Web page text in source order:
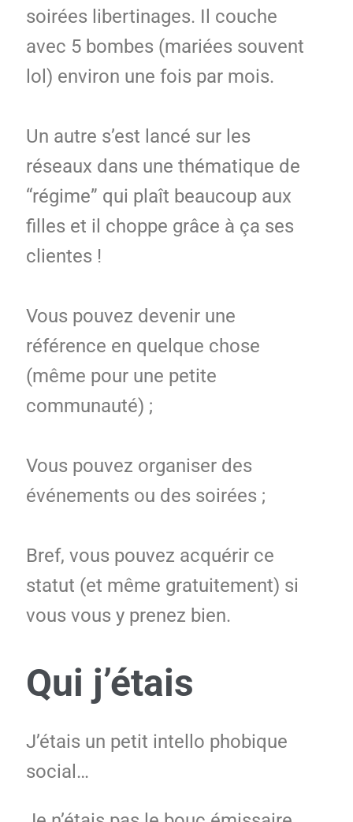
soirées libertinages. Il couche
avec 5 bombes (mariées souvent
lol) environ une fois par mois.
Un autre s’est lancé sur les
réseaux dans une thématique de
“régime” qui plaît beaucoup aux
filles et il choppe grâce à ça ses
clientes !
Vous pouvez devenir une
référence en quelque chose
(même pour une petite
communauté) ;
Vous pouvez organiser des
événements ou des soirées ;
Bref, vous pouvez acquérir ce
statut (et même gratuitement) si
vous vous y prenez bien.
Qui j’étais
J’étais un petit intello phobique
social…